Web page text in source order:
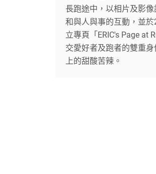
長跑途中，以相片及影
和與人與事的互動，並於
立專頁「ERIC's Page at
交愛好者及跑者的雙重
上的甜酸苦辣。